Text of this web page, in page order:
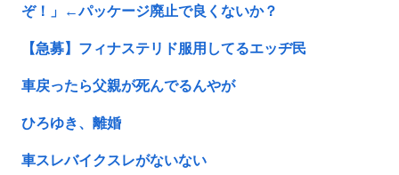
ぞ！」←パッケージ廃止で良くないか？
【急募】フィナステリド服用してるエッヂ民
車戻ったら父親が死んでるんやが
ひろゆき、離婚
車スレバイクスレがないない